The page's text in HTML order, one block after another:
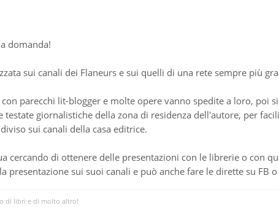
domanda!
sui canali dei Flaneurs e sui quelli di una rete sempre più
parecchi lit-blogger e molte opere vanno spedite a loro, poi
testate giornalistiche della zona di residenza dell'autore, per
sui canali della casa editrice.
cercando di ottenere delle presentazioni con le librerie o con
presentazione sui suoi canali e può anche fare le dirette su FB
di libri e di molto altro!